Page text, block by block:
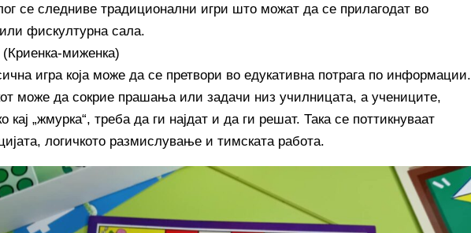
се следниве традиционални игри што можат да се прилагодат во
фискултурна сала.
миженка)
игра која може да се претвори во едукативна потрага по информации.
може да сокрие прашања или задачи низ училницата, а учениците,
кај „жмурка“, треба да ги најдат и да ги решат. Така се поттикнуваат
логичкото размислување и тимската работа.